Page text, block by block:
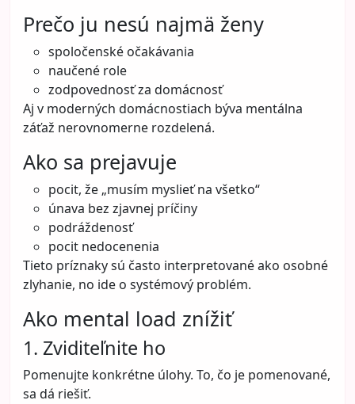
Prečo ju nesú najmä ženy
spoločenské očakávania
naučené role
zodpovednosť za domácnosť
Aj v moderných domácnostiach býva mentálna
záťaž nerovnomerne rozdelená.
Ako sa prejavuje
pocit, že „musím myslieť na všetko“
únava bez zjavnej príčiny
podráždenosť
pocit nedocenenia
Tieto príznaky sú často interpretované ako osobné
zlyhanie, no ide o systémový problém.
Ako mental load znížiť
1. Zviditeľnite ho
Pomenujte konkrétne úlohy. To, čo je pomenované,
sa dá riešiť.